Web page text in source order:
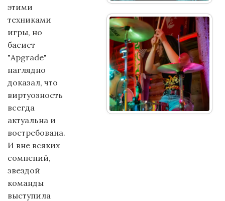
этими
техниками
игры, но
басист
"Apgrade"
наглядно
доказал, что
виртуозность
всегда
актуальна и
востребована.
И вне всяких
сомнений,
звездой
команды
выступила